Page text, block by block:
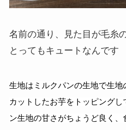
名前の通り、見た目が毛糸
とってもキュートなんです
生地はミルクパンの生地で生地
カットしたお芋をトッピングし
ン生地の甘さがちょうど良く